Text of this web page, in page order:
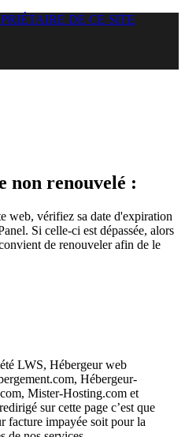
DE CE SITE
non renouvelé :
web, vérifiez sa date d'expiration
Si celle-ci est dépassée, alors
de renouveler afin de le
LWS, Hébergeur web
Hébergeur-
Mister-Hosting.com et
sur cette page c’est que
facture impayée soit pour la